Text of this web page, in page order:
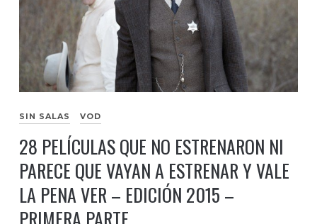
SIN SALAS VOD
28 PELÍCULAS QUE NO ESTRENARON NI
PARECE QUE VAYAN A ESTRENAR Y VALE
LA PENA VER – EDICIÓN 2015 –